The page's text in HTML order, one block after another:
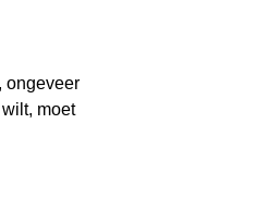
ongeveer
moet